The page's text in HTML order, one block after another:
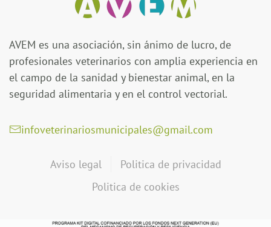
AVEM es una asociación, sin ánimo de lucro, de
profesionales veterinarios con amplia experiencia en
el campo de la sanidad y bienestar animal, en la
seguridad alimentaria y en el control vectorial.
infoveterinariosmunicipales@gmail.com
Aviso legal
Politica de privacidad
Politica de cookies